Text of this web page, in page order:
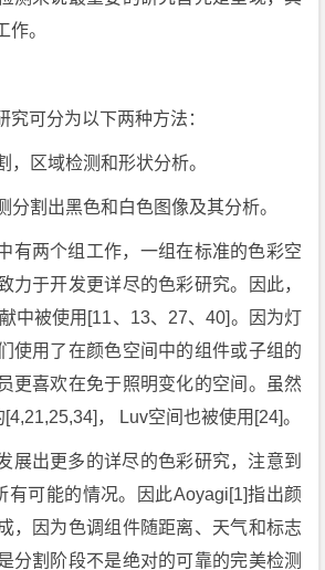
作。
究可分为以下两种方法：
，区域检测和形状分析。
分割出黑色和白色图像及其分析。
有两个组工作，一组在标准的色彩空
力于开发更详尽的色彩研究。因此，
中被使用[11、13、27、40]。因为灯
使用了在颜色空间中的组件或子组的
更喜欢在免于照明变化的空间。虽然
， Luv空间也被使用[24]。
展出更多的详尽的色彩研究，注意到
有可能的情况。因此Aoyagi[1]指出颜
，因为色调组件随距离、天气和标志
分割阶段不是绝对的可靠的完美检测